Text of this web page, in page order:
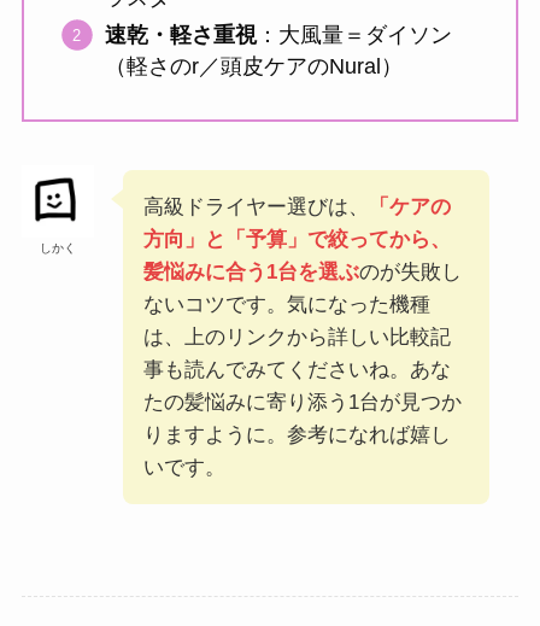
速乾・軽さ重視：大風量＝ダイソン
（軽さのr／頭皮ケアのNural）
しかく
高級ドライヤー選びは、
「ケアの
方向」と「予算」で絞ってから、
髪悩みに合う1台を選ぶのが失敗し
ないコツです。気になった機種
は、上のリンクから詳しい比較記
事も読んでみてくださいね。あな
たの髪悩みに寄り添う1台が見つか
りますように。参考になれば嬉し
いです。